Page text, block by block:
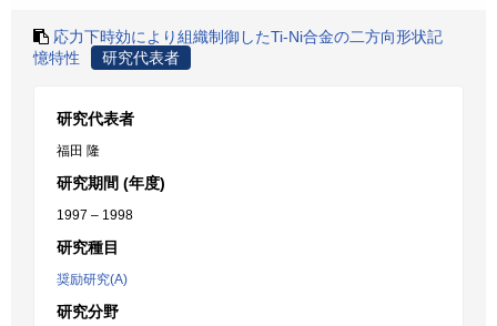
応力下時効により組織制御したTi-Ni合金の二方向形状記
憶特性
研究代表者
研究代表者
福田 隆
研究期間 (年度)
1997 – 1998
研究種目
奨励研究(A)
研究分野